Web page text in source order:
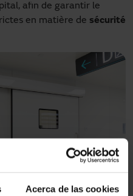
Acerca de las cookies
afin de garantir le
en matière de sécurité